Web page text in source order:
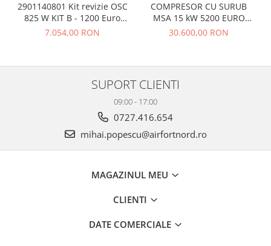
2901140801 Kit revizie OSC
825 W KIT B - 1200 Euro
fara TVA
7.054,00 RON
COMPRESOR CU SURUB
MSA 15 kW 5200 EURO
FARA TVA
30.600,00 RON
SUPORT CLIENTI
09:00 - 17:00
0727.416.654
mihai.popescu@airfortnord.ro
MAGAZINUL MEU
CLIENTI
DATE COMERCIALE